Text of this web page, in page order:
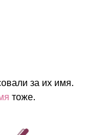
за их имя.
тоже.